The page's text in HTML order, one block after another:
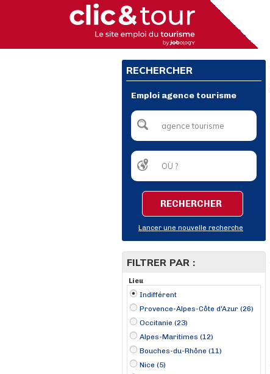
RECHERCHER
Emploi agence tourisme
RECHERCHER
Lancer une nouvelle recherche
FILTRER PAR :
Lieu
Indifférent
Provence-Alpes-Côte d'Azur (26)
Occitanie (23)
Alpes-Maritimes (12)
Bouches-du-Rhône (11)
Nice (5)